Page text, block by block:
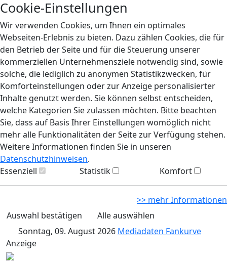
Cookie-Einstellungen
Wir verwenden Cookies, um Ihnen ein optimales
Webseiten-Erlebnis zu bieten. Dazu zählen Cookies, die für
den Betrieb der Seite und für die Steuerung unserer
kommerziellen Unternehmensziele notwendig sind, sowie
solche, die lediglich zu anonymen Statistikzwecken, für
Komforteinstellungen oder zur Anzeige personalisierter
Inhalte genutzt werden. Sie können selbst entscheiden,
welche Kategorien Sie zulassen möchten. Bitte beachten
Sie, dass auf Basis Ihrer Einstellungen womöglich nicht
mehr alle Funktionalitäten der Seite zur Verfügung stehen.
Weitere Informationen finden Sie in unseren
Datenschutzhinweisen.
Essenziell
Statistik Komfort
>> mehr Informationen
Auswahl bestätigen
Alle auswählen
Sonntag, 09. August 2026 Mediadaten Fankurve
Anzeige